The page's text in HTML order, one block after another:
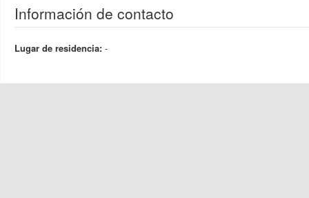
Información de contacto
Lugar de residencia: -